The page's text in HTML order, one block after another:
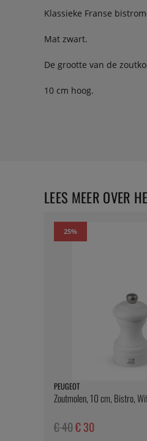
Klassieke Franse
Mat zwart.
De grootte van de
10 cm hoog.
25%
PEUGEOT
Zoutmolen, 10 cm, Bistro,
€ 40€ 30
LEES MEER OVER